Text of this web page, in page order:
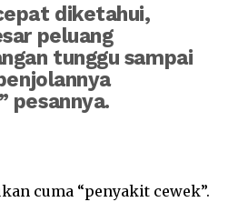
diketahui,
peluang
tunggu sampai
pesannya.
cuma “penyakit cewek”.